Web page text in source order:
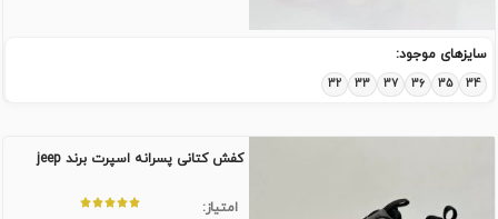
سایزهای موجود:
34
35
36
37
33
32
کفش کتانی پسرانه اسپرت برند jeep
امتیاز: